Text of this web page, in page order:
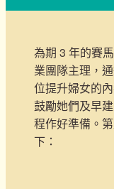
為期 3 年的賽
業團隊主理，
位提升婦女的
鼓勵她們及早
程作好準備。
下：